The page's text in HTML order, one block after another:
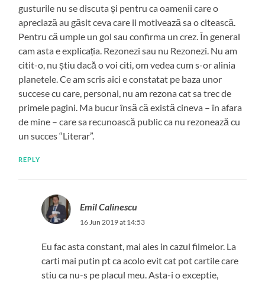
gusturile nu se discuta și pentru ca oamenii care o
apreciază au găsit ceva care ii motivează sa o citească.
Pentru că umple un gol sau confirma un crez. În general
cam asta e explicația. Rezonezi sau nu Rezonezi. Nu am
citit-o, nu știu dacă o voi citi, om vedea cum s-or alinia
planetele. Ce am scris aici e constatat pe baza unor
succese cu care, personal, nu am rezona cat sa trec de
primele pagini. Ma bucur însă că există cineva – în afara
de mine – care sa recunoască public ca nu rezonează cu
un succes “Literar”.
REPLY
Emil Calinescu
16 Jun 2019 at 14:53
Eu fac asta constant, mai ales in cazul filmelor. La
carti mai putin pt ca acolo evit cat pot cartile care
stiu ca nu-s pe placul meu. Asta-i o exceptie,